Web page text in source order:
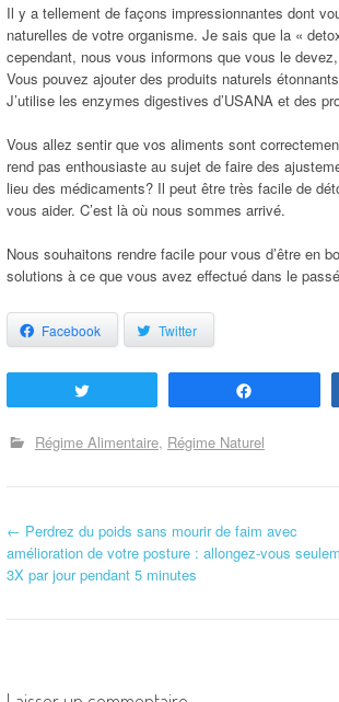
Il y a tellement de façons impressionnantes dont
naturelles de votre organisme. Je sais que la «
cependant, nous vous informons que vous le
Vous pouvez ajouter des produits naturels
J’utilise les enzymes digestives d’USANA et des
Vous allez sentir que vos aliments sont
rend pas enthousiaste au sujet de faire des
lieu des médicaments? Il peut être très facile de
vous aider. C’est là où nous sommes arrivé.
Nous souhaitons rendre facile pour vous d’être en
solutions à ce que vous avez effectué dans le
Facebook Twitter
Régime Alimentaire Régime Naturel
Navigation d'article
← Perdrez du poids sans mourir de faim avec
amélioration de votre posture : allongez-vous
3X par jour pendant 5 minutes